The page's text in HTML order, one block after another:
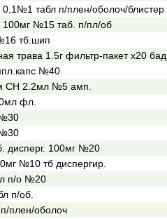
табл п/плен/оболоч/блистер
№15 таб. п/пл/об
тб.шип
трава 1.5г фильтр-пакет х20 бад
№40
СН 2.2мл №5 амп.
фл.
дисперг. 100мг №20
№10 тб диспергир.
п/о №20
п/об.
плен/оболоч